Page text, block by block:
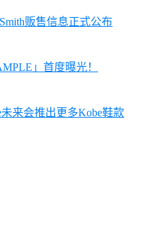
贩售信息正式公布
」首度曝光！
未来会推出更多Kobe鞋款